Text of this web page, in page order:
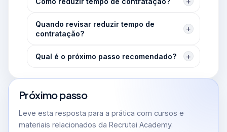
Quando revisar reduzir tempo de
contratação?
Qual é o próximo passo recomendado?
Próximo passo
Leve esta resposta para a prática com cursos e
materiais relacionados da Recrutei Academy.